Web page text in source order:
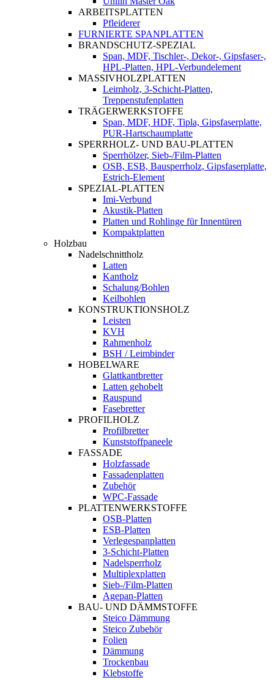
ARBEITSPLATTEN
Pfleiderer
FURNIERTE SPANPLATTEN
BRANDSCHUTZ-SPEZIAL
Span, MDF, Tischler-, Dekor-, Gipsfaser-,
HPL-Platten, HPL-Verbundelement
MASSIVHOLZPLATTEN
Leimholz, 3-Schicht-Platten,
Treppenstufenplatten
TRÄGERWERKSTOFFE
Span, MDF, HDF, Tipla, Gipsfaserplatte,
PUR-Hartschaumplatte
SPERRHOLZ- UND BAU-PLATTEN
Sperrhölzer, Sieb-/Film-Platten
OSB, ESB, Bausperrholz, Gipsfaserplatte,
Estrich-Element
SPEZIAL-PLATTEN
Imi-Verbund
Akustik-Platten
Platten und Rohlinge für Innentüren
Kompaktplatten
Holzbau
Nadelschnittholz
Latten
Kantholz
Schalung/Bohlen
Keilbohlen
KONSTRUKTIONSHOLZ
Leisten
KVH
Rahmenholz
BSH / Leimbinder
HOBELWARE
Glattkantbretter
Latten gehobelt
Rauspund
Fasebretter
PROFILHOLZ
Profilbretter
Kunststoffpaneele
FASSADE
Holzfassade
Fassadenplatten
Zubehör
WPC-Fassade
PLATTENWERKSTOFFE
OSB-Platten
ESB-Platten
Verlegespanplatten
3-Schicht-Platten
Nadelsperrholz
Multiplexplatten
Sieb-/Film-Platten
Agepan-Platten
BAU- UND DÄMMSTOFFE
Steico Dämmung
Steico Zubehör
Folien
Dämmung
Trockenbau
Klebstoffe